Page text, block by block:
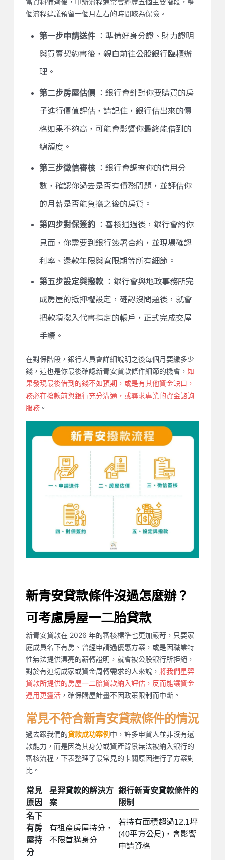
個流程建議預留一個月左右的時間較為保險。
第一步申請送件：準備好身分證、財力證明
與買賣契約書後，親自前往公股銀行臨櫃辦
理。
第二步房屋估價：銀行會針對你要購買的房
子進行價值評估，請記住，銀行估出來的價
格如果不夠高，可能會影響你最終能借到的
總額度。
第三步徵信審核 ：銀行會調查你的信用分
數，確認你過去是否有債務問題，並評估你
的月薪是否能負擔之後的房貸。
第四步對保簽約：審核通過後，銀行會約你
見面，你需要到銀行簽署合約，並現場確認
利率、還款年限與寬限期等所有細節。
第五步設定與撥款：銀行會與地政事務所完
成房屋的抵押權設定，確認沒問題後，就會
把款項撥入代書指定的帳戶，正式完成交屋
手續。
在對保階段，銀行人員會詳細說明之後每個月要繳多少
錢，這也是你最後確認新青安貸款條件細節的機會， 如
果發現最後借到的錢不如預期，或是有其他資金缺口，
務必在撥款前與銀行充分溝通，或尋求專業的資金諮詢
服務 。
新青安貸款條件沒過怎麼辦？
可考慮房屋一二胎貸款
新青安貸款在 2026 年的審核標準也更加嚴苛，只要家
庭成員名下有房、曾經申請過優惠方案，或是因職業特
性無法提供漂亮的薪轉證明，就會被公股銀行所拒絕，
對於有迫切成家或資金周轉需求的人來說， 將我們星羿
貸款所提供的房屋一二胎貸款納入評估，反而能讓資金
運用更靈活 ，確保購屋計畫不因政策限制而中斷。
常見不符合新青安貸款條件的情況
過去跟我們的貸款成功案例 中，許多申貸人並非沒有還
款能力，而是因為其身分或資產背景無法被納入銀行的
審核流程，下表整理了最常見的卡關原因進行了方案對
比。
常見
原因
星羿貸款的解決方
案
銀行新青安貸款條件的
限制
名下
有房
屋持
分
有祖產房屋持分，
不限首購身分
若持有面積超過12.1坪
(40平方公尺)，會影響
申請資格